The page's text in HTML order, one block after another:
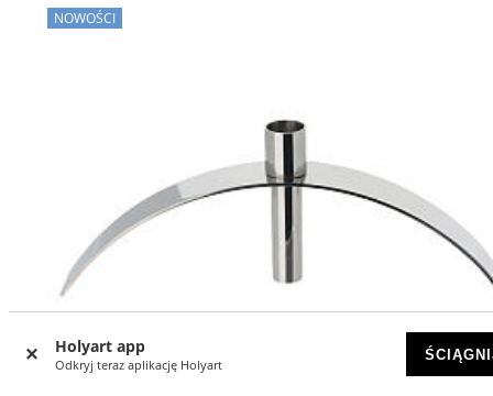
Holyart app
Odkryj teraz aplikację Holyart
NOWOŚCI